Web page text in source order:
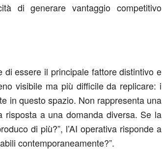
di generare vantaggio competitivo
essere il principale fattore distintivo e
visibile ma più difficile da replicare: i
in questo spazio. Non rappresenta una
risposta a una domanda diversa. Se la
di più?”, l’AI operativa risponde a
contemporaneamente?”.